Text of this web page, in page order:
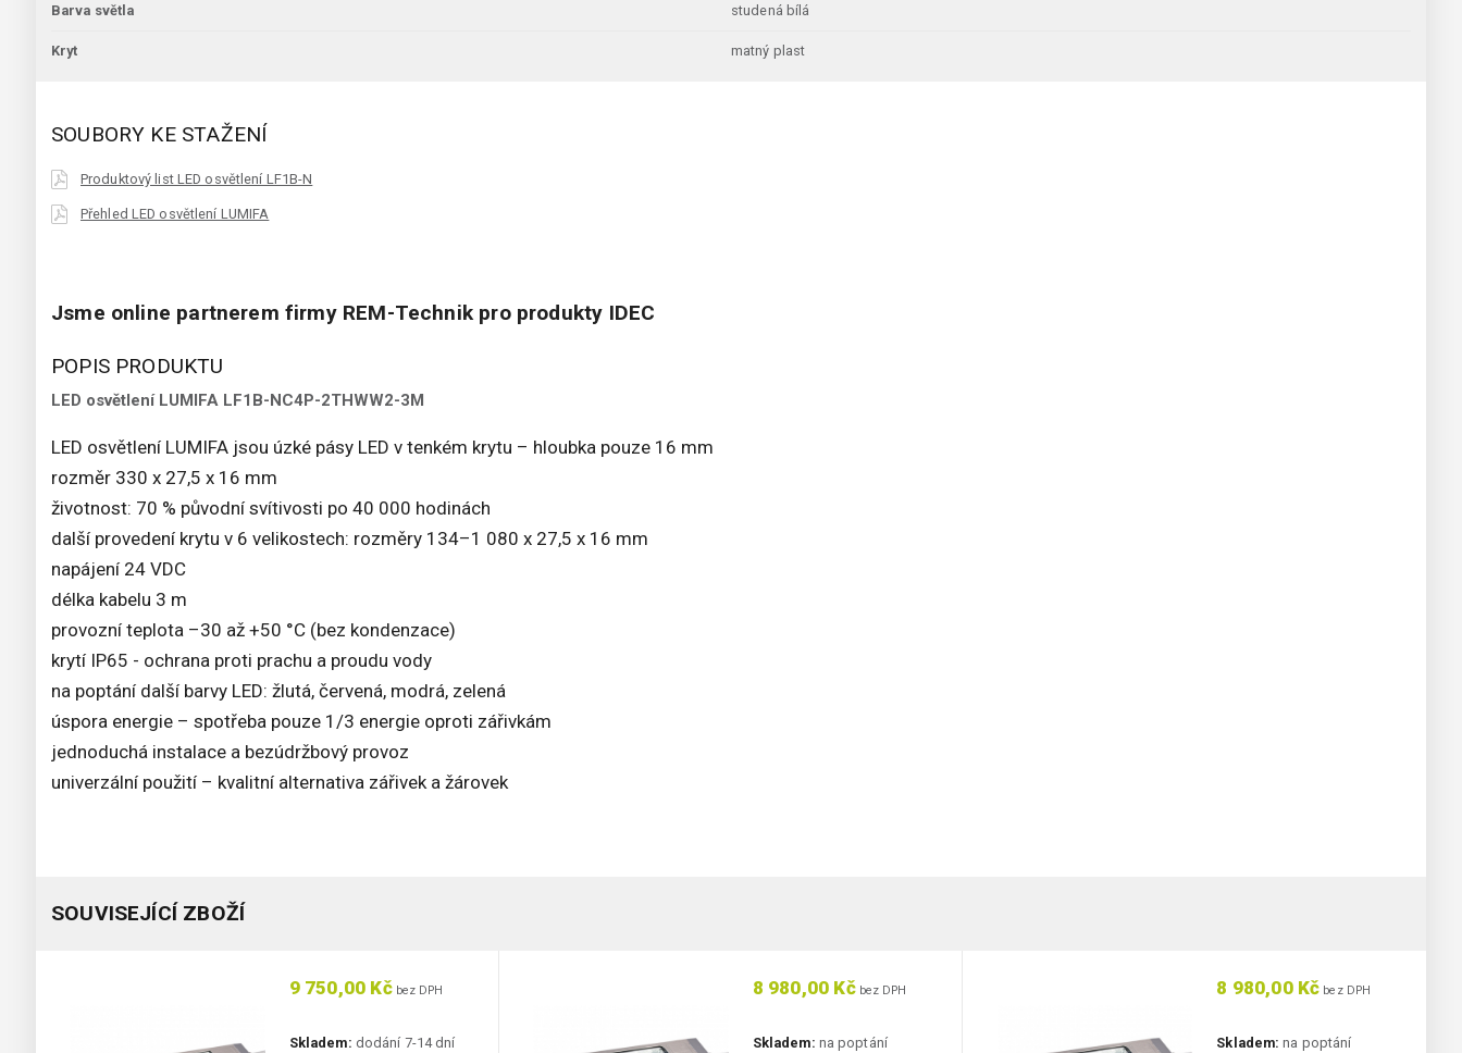
Barva světla studená bílá
Kryt matný plast
SOUBORY KE STAŽENÍ
Produktový list LED osvětlení LF1B-N
Přehled LED osvětlení LUMIFA
Jsme online partnerem firmy REM-Technik pro produkty IDEC
POPIS PRODUKTU
LED osvětlení LUMIFA LF1B-NC4P-2THWW2-3M
LED osvětlení LUMIFA jsou úzké pásy LED v tenkém krytu – hloubka pouze 16 mm
rozměr 330 x 27,5 x 16 mm
životnost: 70 % původní svítivosti po 40 000 hodinách
další provedení krytu v 6 velikostech: rozměry 134–1 080 x 27,5 x 16 mm
napájení 24 VDC
délka kabelu 3 m
provozní teplota –30 až +50 °C (bez kondenzace)
krytí IP65 - ochrana proti prachu a proudu vody
na poptání další barvy LED: žlutá, červená, modrá, zelená
úspora energie – spotřeba pouze 1/3 energie oproti zářivkám
jednoduchá instalace a bezúdržbový provoz
univerzální použití – kvalitní alternativa zářivek a žárovek
SOUVISEJÍCÍ ZBOŽÍ
9 750,00 Kčbez DPH
Skladem: dodání 7-14 dní
8 980,00 Kčbez DPH
Skladem: na poptání
8 980,00 Kč bez DPH
Skladem: na poptání